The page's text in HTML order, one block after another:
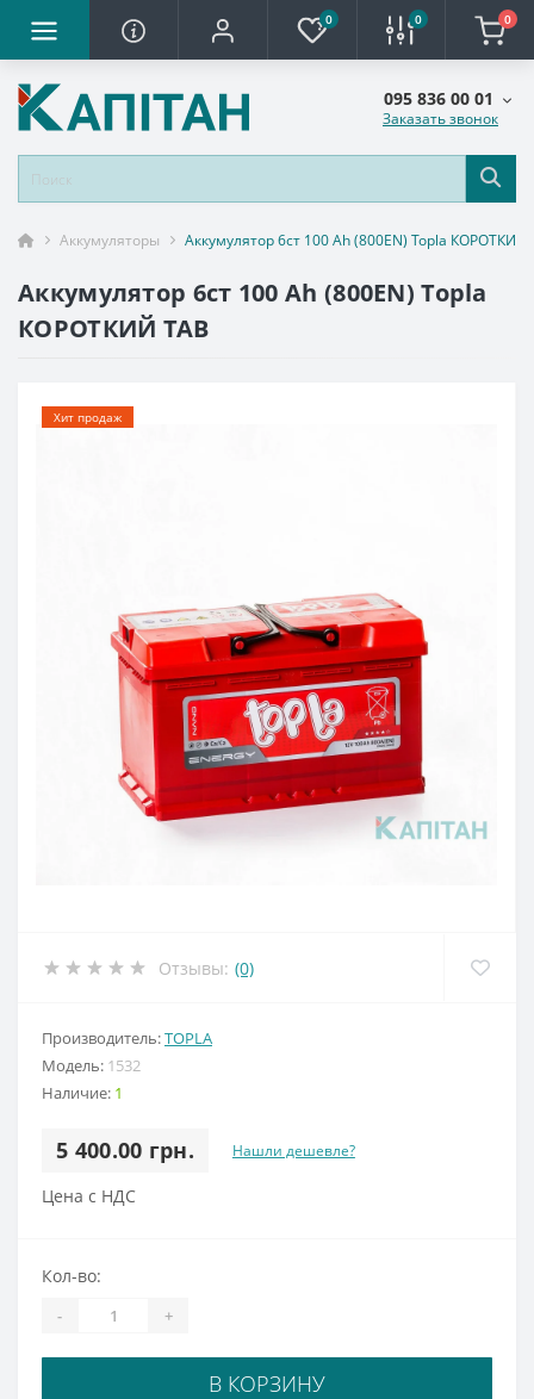
0 0 0
095 836 00 01
Заказать звонок
Аккумуляторы Аккумулятор 6ст 100 Аh (800EN) Topla КОРОТКИЙ
Аккумулятор 6ст 100 Аh (800EN) Topla
КОРОТКИЙ TAB
Хит продаж
Отзывы: (0)
Производитель:TOPLA
Модель: 1532
Наличие: 1
5 400.00 грн. Нашли дешевле?
Цена с НДС
Кол-во:
- +
В КОРЗИНУ